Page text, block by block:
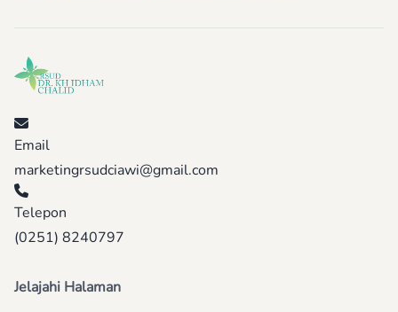
Email
marketingrsudciawi@gmail.com
Telepon
(0251) 8240797
Jelajahi Halaman